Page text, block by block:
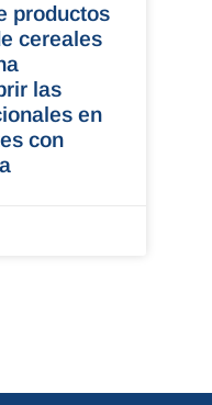
productos
cereales
las
en
con